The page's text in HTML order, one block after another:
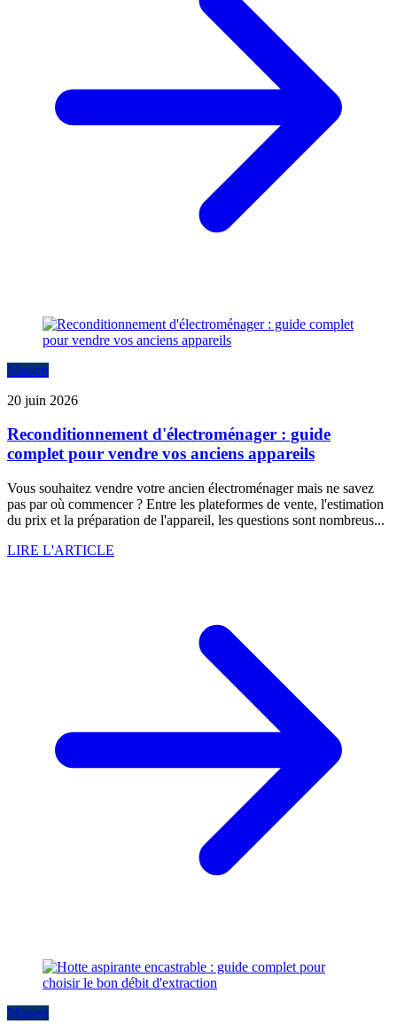
Maison
20 juin 2026
Reconditionnement d'électroménager : guide
complet pour vendre vos anciens appareils
Vous souhaitez vendre votre ancien électroménager mais ne savez
pas par où commencer ? Entre les plateformes de vente, l'estimation
du prix et la préparation de l'appareil, les questions sont nombreus...
LIRE L'ARTICLE
Maison